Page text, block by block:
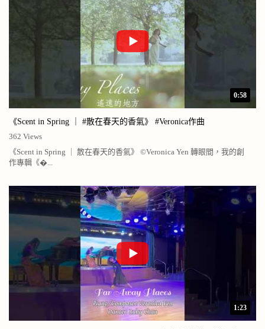
0:58
《Scent in Spring ｜ #散在春天的香氣》 #Veronica作曲
362 Views
《Scent in Spring ｜ 散在春天的香氣》 ©️Veronica Yen 轉眼間，我的創
作專輯《�...
1:23